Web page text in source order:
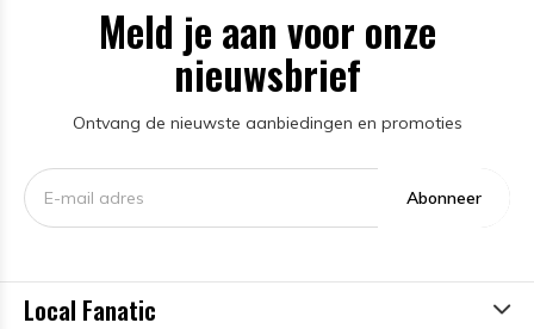
Meld je aan voor onze
nieuwsbrief
Ontvang de nieuwste aanbiedingen en promoties
Abonneer
Local Fanatic